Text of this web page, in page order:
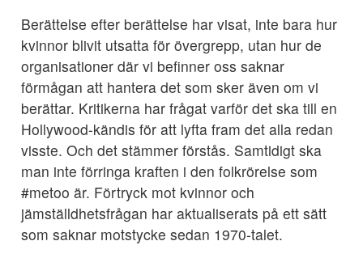
Berättelse efter berättelse har visat, inte bara hur
kvinnor blivit utsatta för övergrepp, utan hur de
organisationer där vi befinner oss saknar
förmågan att hantera det som sker även om vi
berättar. Kritikerna har frågat varför det ska till en
Hollywood-kändis för att lyfta fram det alla redan
visste. Och det stämmer förstås. Samtidigt ska
man inte förringa kraften i den folkrörelse som
#metoo är. Förtryck mot kvinnor och
jämställdhetsfrågan har aktualiserats på ett sätt
som saknar motstycke sedan 1970-talet.